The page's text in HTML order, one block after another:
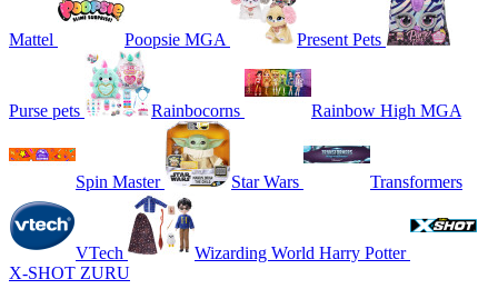
Mattel Poopsie MGA Present Pets
Purse pets Rainbocorns Rainbow High MGA
Spin Master Star Wars Transformers
VTech
Wizarding World Harry Potter
X-SHOT ZURU